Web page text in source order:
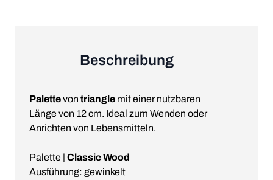
Beschreibung
Palettevon triangle mit einer nutzbaren
Länge von 12 cm. Ideal zum Wenden oder
Anrichten von Lebensmitteln.
Palette | Classic Wood
Ausführung: gewinkelt